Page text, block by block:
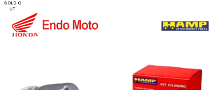
SOLD O
UT